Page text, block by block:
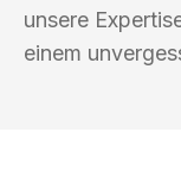
unsere
einem